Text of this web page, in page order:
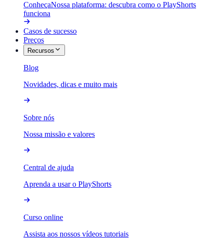
ConheçaNossa plataforma: descubra como o PlayShorts
funciona
Casos de sucesso
Preços
Recursos
Blog
Novidades, dicas e muito mais
Sobre nós
Nossa missão e valores
Central de ajuda
Aprenda a usar o PlayShorts
Curso online
Assista aos nossos vídeos tutoriais